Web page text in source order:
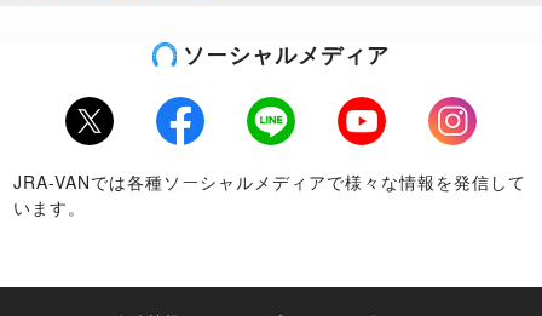
ソーシャルメディア
Twitter Facebook LINE Youtube
Instagram
JRA-VANでは各種ソーシャルメディアで様々な情報を発信して
います。